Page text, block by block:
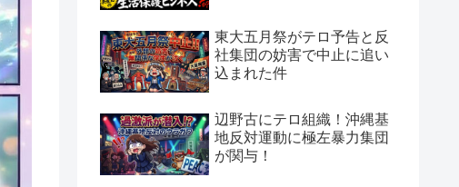
東大五月祭がテロ予告と反
社集団の妨害で中止に追い
込まれた件
辺野古にテロ組織！沖縄基
地反対運動に極左暴力集団
が関与！